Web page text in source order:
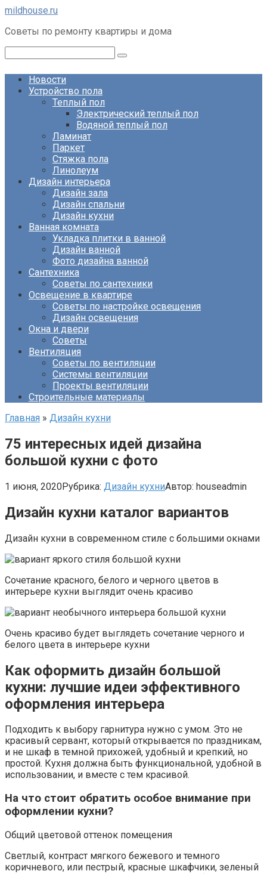
Перейти
контенту
mildhouse.ru
Советы по ремонту квартиры и дома
Новости
Устройство пола
Теплый пол
Электрический теплый пол
Водяной теплый пол
Ламинат
Паркет
Стяжка пола
Линолеум
Дизайн интерьера
Дизайн зала
Дизайн спальни
Дизайн кухни
Ванная комната
Укладка плитки в ванной
Дизайн ванной
Фото дизайна ванной
Сантехника
Советы по сантехники
Освещение в квартире
Советы по настройке освещения
Дизайн освещения
Окна и двери
Советы
Вентиляция
Советы по вентиляции
Системы вентиляции
Проекты вентиляции
Строительные материалы
Главная » Дизайн кухни
75 интересных идей дизайна
большой кухни с фото
1 июня, 2020Рубрика: Дизайн кухниАвтор: houseadmin
Дизайн кухни каталог вариантов
Дизайн кухни в современном стиле с большими окнами
Сочетание красного, белого и черного цветов в
интерьере кухни выглядит очень красиво
Очень красиво будет выглядеть сочетание черного и
белого цвета в интерьере кухни
Как оформить дизайн большой
кухни: лучшие идеи эффективного
оформления интерьера
Подходить к выбору гарнитура нужно с умом. Это не
красивый сервант, который открывается по праздникам,
и не шкаф в темной прихожей, удобный и крепкий, но
простой. Кухня должна быть функциональной, удобной в
использовании, и вместе с тем красивой.
На что стоит обратить особое внимание при
оформлении кухни?
Общий цветовой оттенок помещения
Светлый, контраст мягкого бежевого и темного
коричневого, или пестрый, красные шкафчики, зеленый